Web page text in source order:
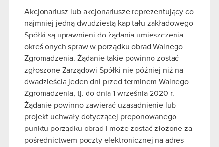
Akcjonariusz lub akcjonariusze reprezentujący co
najmniej jedną dwudziestą kapitału zakładowego
Spółki są uprawnieni do żądania umieszczenia
określonych spraw w porządku obrad Walnego
Zgromadzenia. Żądanie takie powinno zostać
zgłoszone Zarządowi Spółki nie później niż na
dwadzieścia jeden dni przed terminem Walnego
Zgromadzenia, tj. do dnia 1 września 2020 r.
Żądanie powinno zawierać uzasadnienie lub
projekt uchwały dotyczącej proponowanego
punktu porządku obrad i może zostać złożone za
pośrednictwem poczty elektronicznej na adres